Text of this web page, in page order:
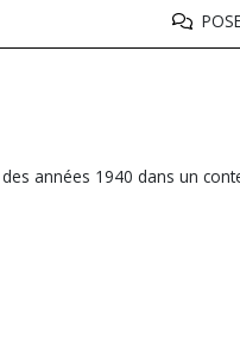
années 1940 dans un